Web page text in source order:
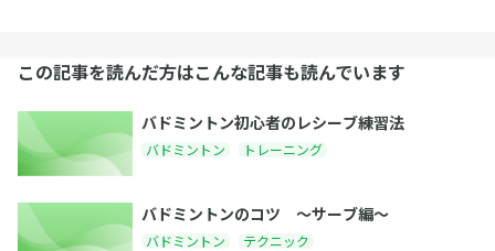
この記事を読んだ方はこんな記事も読んでいます
バドミントン初心者のレシーブ練習法
バドミントン トレーニング
バドミントンのコツ 〜サーブ編〜
バドミントン テクニック